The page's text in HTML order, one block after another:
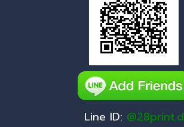
Line ID: @28print.d